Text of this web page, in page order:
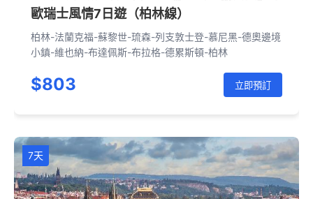
歐瑞士風情7日遊（柏林線）
柏林-法蘭克福-蘇黎世-琉森-列支敦士登-慕尼黑-德奧邊境
小鎮-維也納-布達佩斯-布拉格-德累斯頓-柏林
$803 立即預訂
7天